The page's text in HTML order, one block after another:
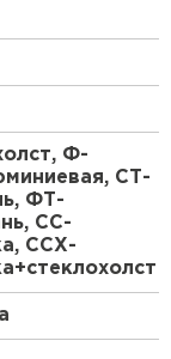
Ф-
СТ-
ФТ-
СС-
ССХ-